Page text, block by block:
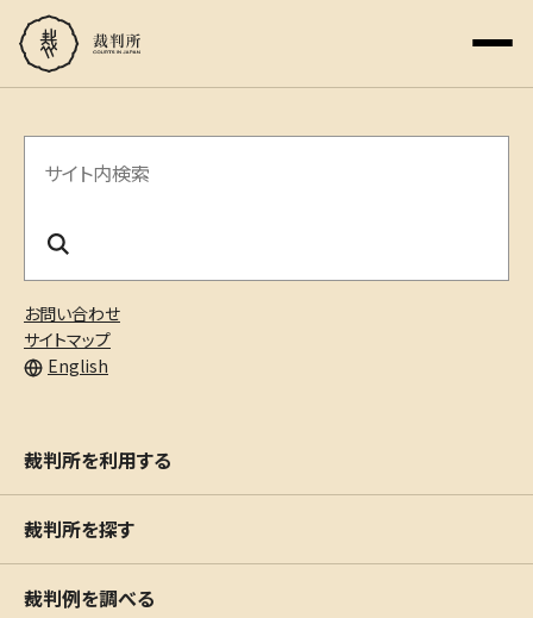
お問い合わせ
サイトマップ
English
サ
内
検
索
裁判所を利用する
裁判所を探す
裁判例を調べる